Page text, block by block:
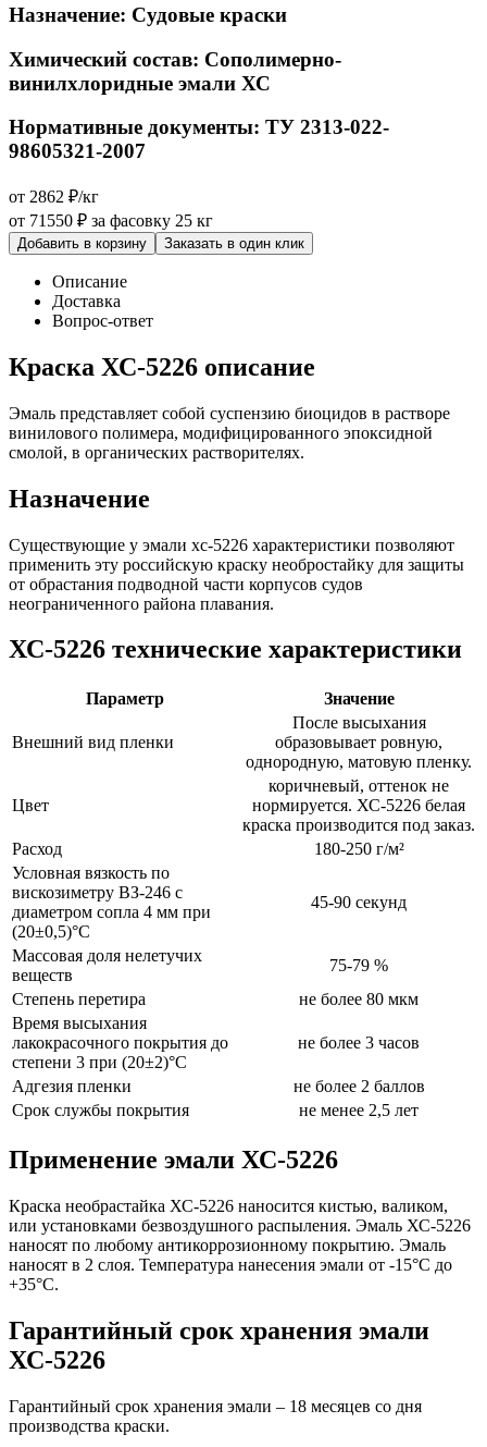
Назначение: Судовые краски
Химический состав: Сополимерно-
винилхлоридные эмали ХС
Нормативные документы: ТУ 2313-022-
98605321-2007
от 2862 ₽/кг
от 71550 ₽ за фасовку 25 кг
Добавить в корзину Заказать в один клик
Описание
Доставка
Вопрос-ответ
Краска ХС-5226 описание
Эмаль представляет собой суспензию биоцидов в растворе
винилового полимера, модифицированного эпоксидной
смолой, в органических растворителях.
Назначение
Существующие у эмали хс-5226 характеристики позволяют
применить эту российскую краску необростайку для защиты
от обрастания подводной части корпусов судов
неограниченного района плавания.
ХС-5226 технические характеристики
Параметр Значение
Внешний вид пленки
После высыхания
образовывает ровную,
однородную, матовую пленку.
Цвет
коричневый, оттенок не
нормируется. ХС-5226 белая
краска производится под заказ.
Расход
180-250 г/м²
Условная вязкость по
вискозиметру ВЗ-246 с
диаметром сопла 4 мм при
(20±0,5)°С
45-90 секунд
Массовая доля нелетучих
веществ
75-79 %
Степень перетира
не более 80 мкм
Время высыхания
лакокрасочного покрытия до
степени 3 при (20±2)°С
не более 3 часов
Адгезия пленки
не более 2 баллов
Срок службы покрытия
не менее 2,5 лет
Применение эмали ХС-5226
Краска необрастайка ХС-5226 наносится кистью, валиком,
или установками безвоздушного распыления. Эмаль ХС-5226
наносят по любому антикоррозионному покрытию. Эмаль
наносят в 2 слоя. Температура нанесения эмали от -15°С до
+35°С.
Гарантийный срок хранения эмали
ХС-5226
Гарантийный срок хранения эмали – 18 месяцев со дня
производства краски.